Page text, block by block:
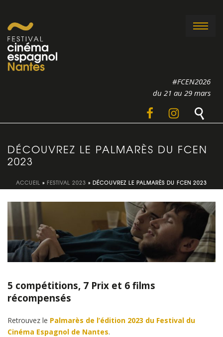
#FCEN2026
du 21 au 29 mars
DÉCOUVREZ LE PALMARÈS DU FCEN
2023
ACCUEIL » FESTIVAL 2023 » DÉCOUVREZ LE PALMARÈS DU FCEN 2023
5 compétitions, 7 Prix et 6 films
récompensés
Retrouvez le Palmarès de l’édition 2023 du Festival du
Cinéma Espagnol de Nantes.